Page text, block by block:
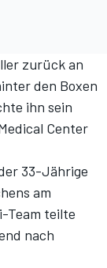
zurück an
den Boxen
ihn sein
Center
33-Jährige
am
Team teilte
nach